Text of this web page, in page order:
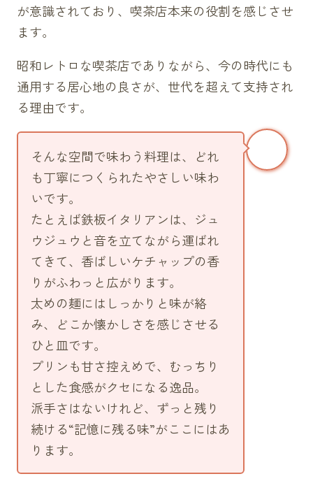
が意識されており、喫茶店本来の役割を感じさせ
ます。
昭和レトロな喫茶店でありながら、今の時代にも
通用する居心地の良さが、世代を超えて支持され
る理由です。
そんな空間で味わう料理は、どれ
も丁寧につくられたやさしい味わ
いです。
たとえば鉄板イタリアンは、ジュ
ウジュウと音を立てながら運ばれ
てきて、香ばしいケチャップの香
りがふわっと広がります。
太めの麺にはしっかりと味が絡
み、どこか懐かしさを感じさせる
ひと皿です。
プリンも甘さ控えめで、むっちり
とした食感がクセになる逸品。
派手さはないけれど、ずっと残り
続ける“記憶に残る味”がここにはあ
ります。